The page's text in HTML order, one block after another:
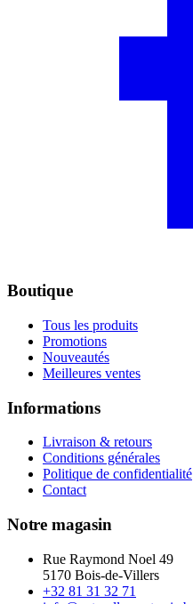
Boutique
Tous les produits
Promotions
Nouveautés
Meilleures ventes
Informations
Livraison & retours
Conditions générales
Politique de confidentialité
Contact
Notre magasin
Rue Raymond Noel 49
5170 Bois-de-Villers
+32 81 31 32 71